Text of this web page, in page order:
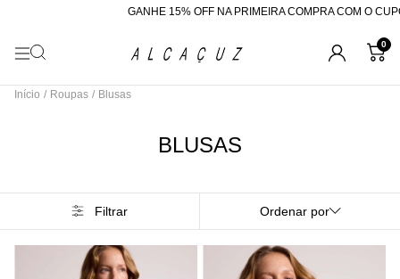
GANHE 15% OFF NA PRIMEIRA COMPRA COM O CUPOM "BEMVINDA"
0
Início / Roupas / Blusas
BLUSAS
Filtrar Ordenar por